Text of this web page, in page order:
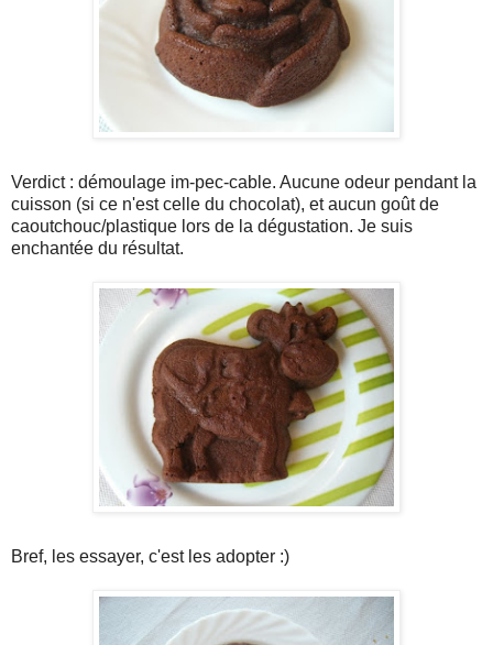
Verdict : démoulage im-pec-cable. Aucune odeur pendant la
cuisson (si ce n'est celle du chocolat), et aucun goût de
caoutchouc/plastique lors de la dégustation. Je suis
enchantée du résultat.
Bref, les essayer, c'est les adopter :)